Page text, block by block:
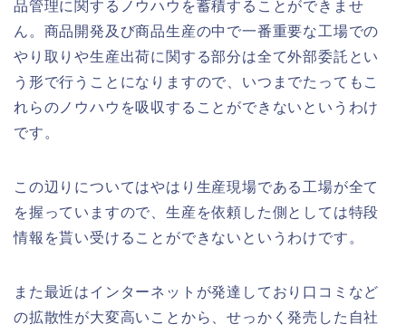
品管理に関するノウハウを蓄積することができませ
ん。商品開発及び商品生産の中で一番重要な工場での
やり取りや生産出荷に関する部分は全て外部委託とい
う形で行うことになりますので、いつまでたってもこ
れらのノウハウを吸収することができないというわけ
です。
この辺りについてはやはり生産現場である工場が全て
を握っていますので、生産を依頼した側としては特段
情報を貰い受けることができないというわけです。
また最近はインターネットが発達しており口コミなど
の拡散性が大変高いことから、せっかく発売した自社